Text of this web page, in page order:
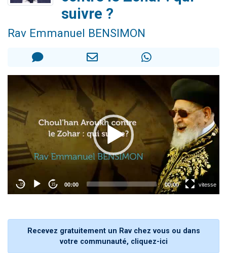
Il reste 49 places pour étudier en groupe sur Zoom
12 nouvelles musiques dans Torah-Box Music
suivre ?
Rav Emmanuel BENSIMON
Recevez gratuitement un Rav chez vous ou dans
votre communauté, cliquez-ici